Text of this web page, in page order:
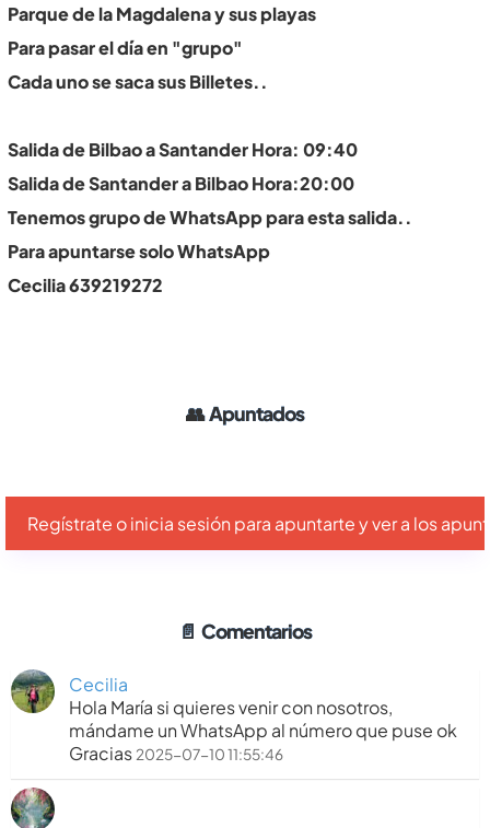
Parque de la Magdalena y sus playas
Para pasar el día en "grupo"
Cada uno se saca sus Billetes..
Salida de Bilbao a Santander Hora: 09:40
Salida de Santander a Bilbao Hora:20:00
Tenemos grupo de WhatsApp para esta salida..
Para apuntarse solo WhatsApp
Cecilia 639219272
👥Apuntados
Regístrate o inicia sesión para apuntarte y ver a los
📄 Comentarios
Cecilia
Hola María si quieres venir con nosotros,
mándame un WhatsApp al número que puse ok
Gracias 2025-07-10 11:55:46